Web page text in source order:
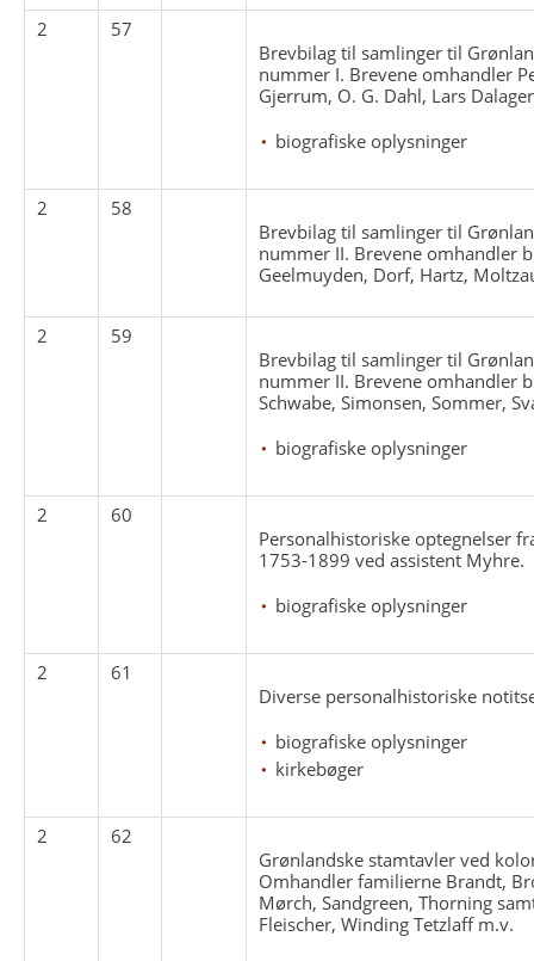
2
57
Brevbilag til samlinger til
nummer I. Brevene omhandler
Gjerrum, O. G. Dahl, Lars
biografiske oplysninger
2
58
Brevbilag til samlinger til
nummer II. Brevene omhandler
Geelmuyden, Dorf, Hartz,
2
59
Brevbilag til samlinger til
nummer II. Brevene omhandler
Schwabe, Simonsen, Sommer,
biografiske oplysninger
2
60
Personalhistoriske optegnelser
1753-1899 ved assistent Myhre.
biografiske oplysninger
2
61
Diverse personalhistoriske
biografiske oplysninger
kirkebøger
2
62
Grønlandske stamtavler ved
Omhandler familierne Brandt,
Mørch, Sandgreen, Thorning
Fleischer, Winding Tetzlaff m.v.